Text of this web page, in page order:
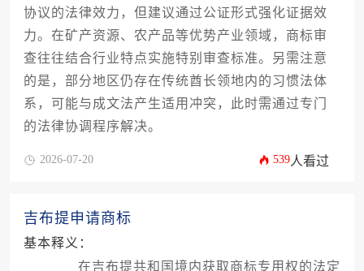
协议的法律效力，但建议通过公证形式强化证据效
力。在矿产资源、农产品等优势产业领域，商标审
查往往结合行业特点实施特别审查标准。另需注意
的是，部分地区仍存在传统酋长领地内的习惯法体
系，可能与成文法产生适用冲突，此时需通过专门
的法律协调程序解决。
2026-07-20 539人看过
吉布提申请商标
基本释义：
在吉布提共和国境内获取商标专用权的法定